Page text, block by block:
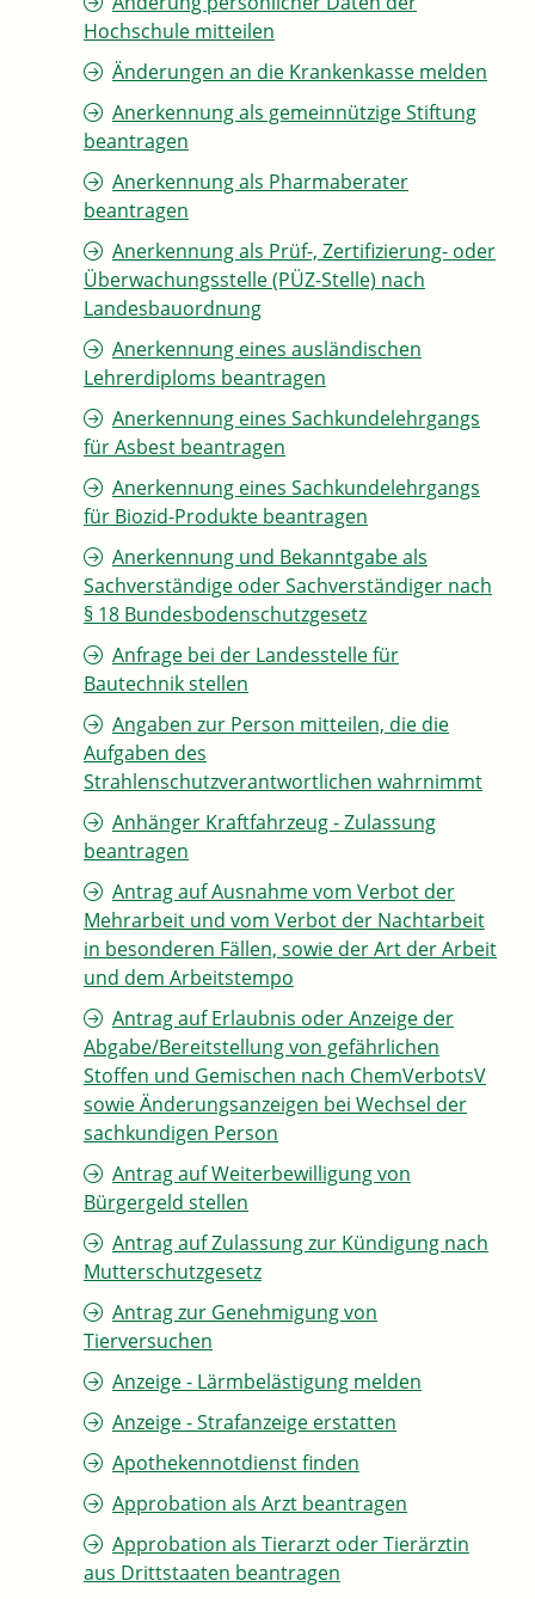
Hochschule mitteilen
Änderungen an die Krankenkasse melden
Anerkennung als gemeinnützige Stiftung
beantragen
Anerkennung als Pharmaberater
beantragen
Anerkennung als Prüf-, Zertifizierung- oder
Überwachungsstelle (PÜZ-Stelle) nach
Landesbauordnung
Anerkennung eines ausländischen
Lehrerdiploms beantragen
Anerkennung eines Sachkundelehrgangs
für Asbest beantragen
Anerkennung eines Sachkundelehrgangs
für Biozid-Produkte beantragen
Anerkennung und Bekanntgabe als
Sachverständige oder Sachverständiger nach
§ 18 Bundesbodenschutzgesetz
Anfrage bei der Landesstelle für
Bautechnik stellen
Angaben zur Person mitteilen, die die
Aufgaben des
Strahlenschutzverantwortlichen wahrnimmt
Anhänger Kraftfahrzeug - Zulassung
beantragen
Antrag auf Ausnahme vom Verbot der
Mehrarbeit und vom Verbot der Nachtarbeit
in besonderen Fällen, sowie der Art der Arbeit
und dem Arbeitstempo
Antrag auf Erlaubnis oder Anzeige der
Abgabe/Bereitstellung von gefährlichen
Stoffen und Gemischen nach ChemVerbotsV
sowie Änderungsanzeigen bei Wechsel der
sachkundigen Person
Antrag auf Weiterbewilligung von
Bürgergeld stellen
Antrag auf Zulassung zur Kündigung nach
Mutterschutzgesetz
Antrag zur Genehmigung von
Tierversuchen
Anzeige - Lärmbelästigung melden
Anzeige - Strafanzeige erstatten
Apothekennotdienst finden
Approbation als Arzt beantragen
Approbation als Tierarzt oder Tierärztin
aus Drittstaaten beantragen